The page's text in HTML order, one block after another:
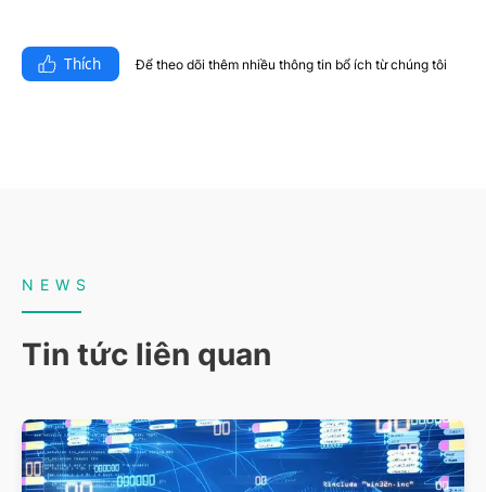
Thích Để theo dõi thêm nhiều thông tin bổ ích từ chúng tôi​
NEWS
Tin tức liên quan